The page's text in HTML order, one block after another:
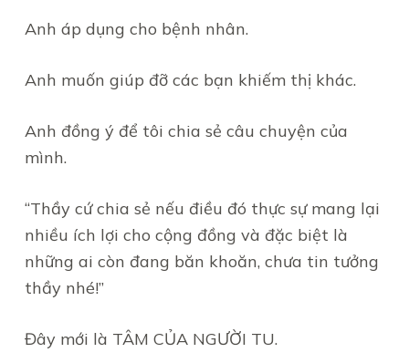
Anh áp dụng cho bệnh nhân.
Anh muốn giúp đỡ các bạn khiếm thị khác.
Anh đồng ý để tôi chia sẻ câu chuyện của
mình.
“Thầy cứ chia sẻ nếu điều đó thực sự mang lại
nhiều ích lợi cho cộng đồng và đặc biệt là
những ai còn đang băn khoăn, chưa tin tưởng
thầy nhé!”
Đây mới là TÂM CỦA NGƯỜI TU.